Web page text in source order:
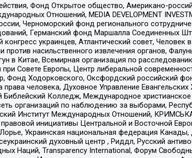
Фонд Открытое общество, Американо-
Отношений, MEDIA DEVELOPMENT
Черноморский фонд регионального
Германский фонд Маршалла Соединенных
украинцев, Атлантический совет, Человек
насильственного извлечения органов,
в Китае, Всемирная организация по
Совете Европы, Центр либеральной
Фонд Ходорковского, Оксфордский российский
человека, Духовное Управление Евангельских
Колледж, Международное
организаций по наблюдению за выборами,
Институт Международных Отношений,
инициативы Центральной и Восточной
Украинская национальная федерация
духовный центр , Риддл, Русский
Наций, Transparеncy International, Форум